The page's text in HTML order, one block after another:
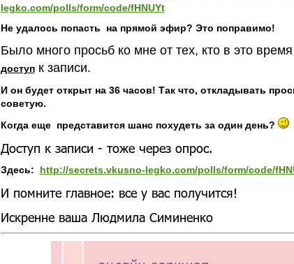
legko.com/polls/form/code/fHNUYt
Не удалось попасть на прямой эфир? Это поправимо!
Было много просьб ко мне от тех, кто в это
доступк записи.
И он будет открыт на 36 часов! Так что, откладывать
советую.
Когда еще представится шанс похудеть за один день?
Доступ к записи - тоже через опрос.
Здесь: http://secrets.vkusno-legko.com/polls/form/code/
И помните главное: все у вас получится!
Искренне ваша Людмила Симиненко